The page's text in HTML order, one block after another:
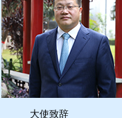
大使致辞